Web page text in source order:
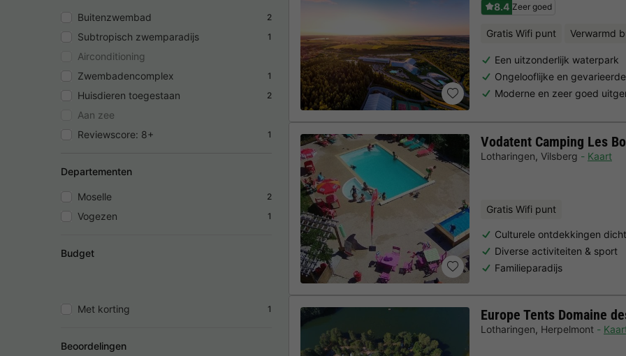
Buitenzwembad 2
Subtropisch zwemparadijs 1
Airconditioning
Zwembadencomplex
1
Huisdieren toegestaan 2
Aan zee
Reviewscore: 8+
1
Departementen
Moselle 2
Vogezen 1
Budget
Met korting 1
Beoordelingen
8.4 Zeer goed
Gratis Wifi punt Verwarmd
Een uitzonderlijk waterpark
Ongelooflijke en
Moderne en zeer goed
Vodatent Camping Les
Lotharingen, Vilsberg Kaart
Gratis Wifi punt
Culturele ontdekkingen
Diverse activiteiten & sport
Familieparadijs
Europe Tents Domaine
Lotharingen, Herpelmont